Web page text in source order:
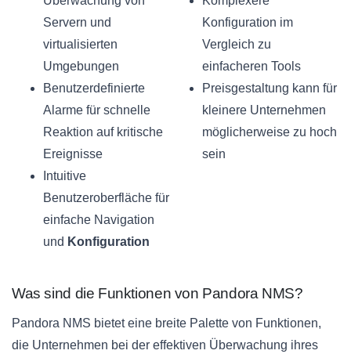
Servern und
virtualisierten
Umgebungen
Benutzerdefinierte
Alarme für schnelle
Reaktion auf kritische
Ereignisse
Intuitive
Benutzeroberfläche für
einfache Navigation
und Konfiguration
Konfiguration im
Vergleich zu
einfacheren Tools
Preisgestaltung kann für
kleinere Unternehmen
möglicherweise zu hoch
sein
Was sind die Funktionen von Pandora NMS?
Pandora NMS bietet eine breite Palette von Funktionen,
die Unternehmen bei der effektiven Überwachung ihres